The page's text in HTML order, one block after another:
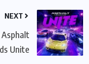
NEXT
Unite